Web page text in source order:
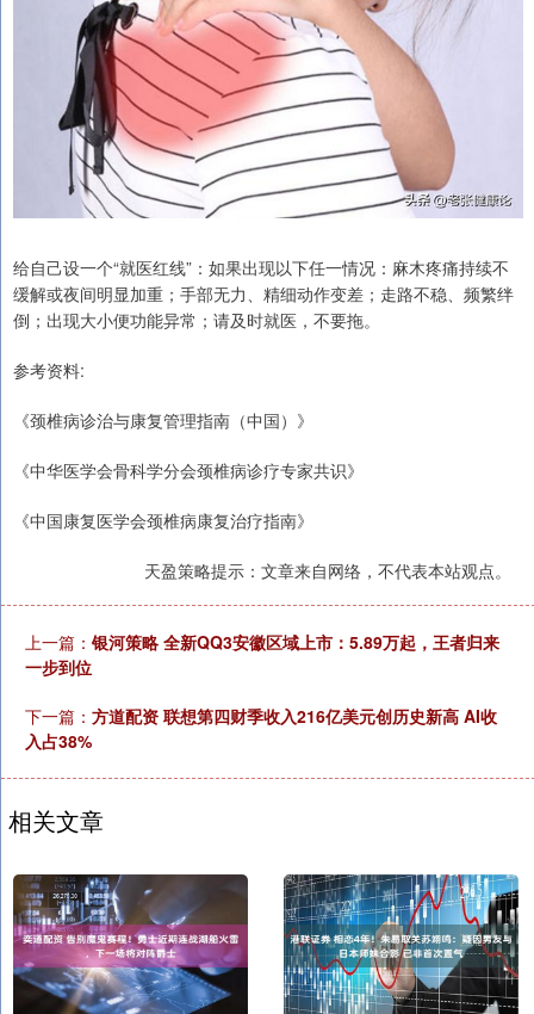
给自己设一个“就医红线”：如果出现以下任一情况：麻木疼痛持续不
缓解或夜间明显加重；手部无力、精细动作变差；走路不稳、频繁绊
倒；出现大小便功能异常；请及时就医，不要拖。
参考资料:
《颈椎病诊治与康复管理指南（中国）》
《中华医学会骨科学分会颈椎病诊疗专家共识》
《中国康复医学会颈椎病康复治疗指南》
天盈策略提示：文章来自网络，不代表本站观点。
上一篇： 银河策略 全新QQ3安徽区域上市：5.89万起，王者归来
一步到位
下一篇： 方道配资 联想第四财季收入216亿美元创历史新高 AI收
入占38%
相关文章